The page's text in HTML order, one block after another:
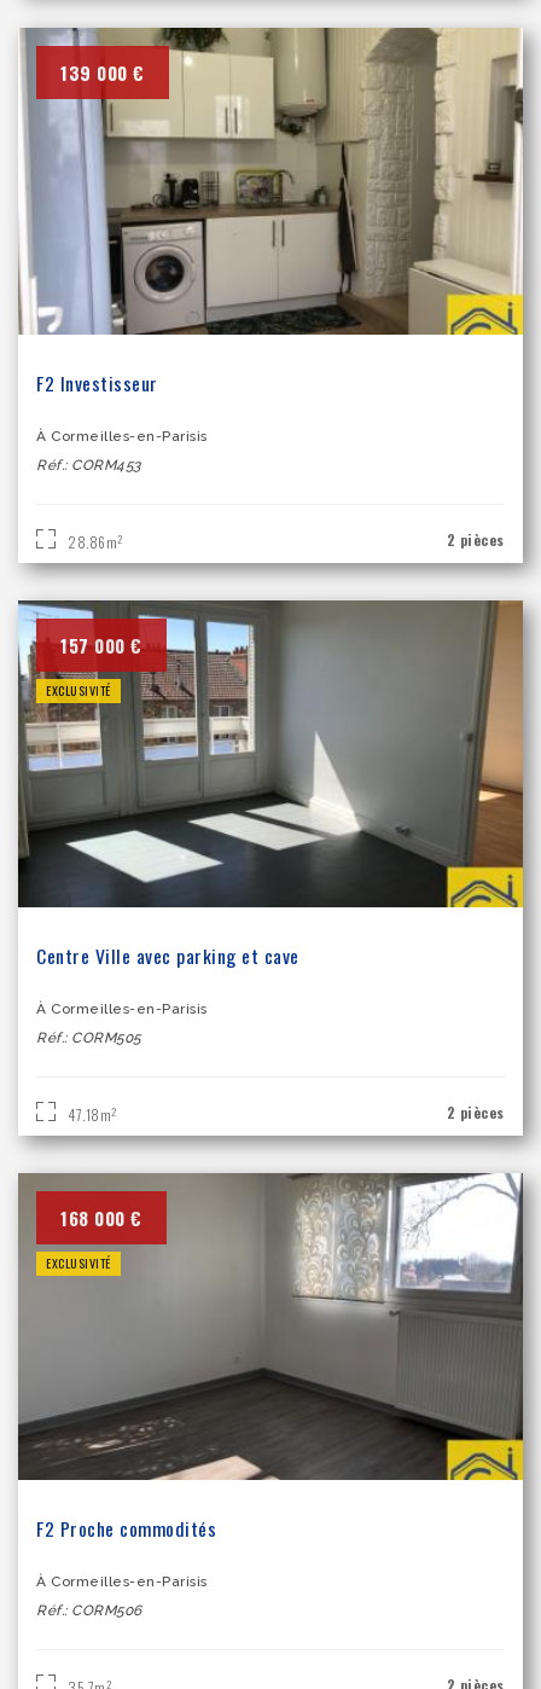
139 000 €
F2 Investisseur
À Cormeilles-en-Parisis
Réf.: CORM453
28.86m2 2 pièces
157 000 €
EXCLUSIVITÉ
Centre Ville avec parking et cave
À Cormeilles-en-Parisis
Réf.: CORM505
47.18m2 2 pièces
168 000 €
EXCLUSIVITÉ
F2 Proche commodités
À Cormeilles-en-Parisis
Réf.: CORM506
2 2 pièces